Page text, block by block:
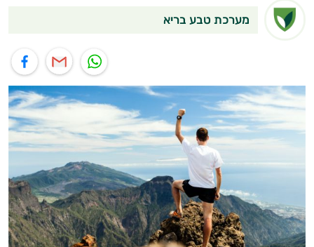
מערכת טבע בריא